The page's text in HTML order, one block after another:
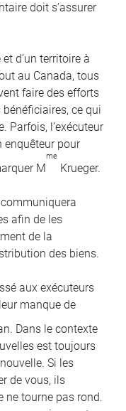
doit s’assurer
d’un territoire à
au Canada, tous
faire des efforts
ce qui
Parfois, l’exécuteur
enquêteur pour
M
me
Krueger.
communiquera
afin de les
de la
des biens.
aux exécuteurs
manque de
Dans le contexte
est toujours
Si les
de vous, ils
ne tourne pas rond.